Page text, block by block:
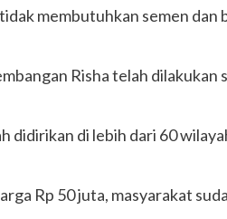
membutuhkan semen dan
Risha telah dilakukan
didirikan di lebih dari 60
Rp 50 juta, masyarakat